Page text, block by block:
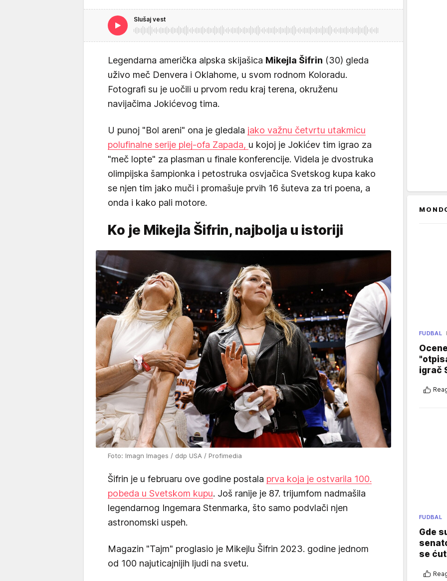
Slušaj vest
Legendarna američka alpska skijašica Mikejla Šifrin (30) gleda
uživo meč Denvera i Oklahome, u svom rodnom Koloradu.
Fotografi su je uočili u prvom redu kraj terena, okruženu
navijačima Jokićevog tima.
U punoj "Bol areni" ona je gledala jako važnu četvrtu utakmicu
polufinalne serije plej-ofa Zapada, u kojoj je Jokićev tim igrao za
"meč lopte" za plasman u finale konferencije. Videla je dvostruka
olimpijska šampionka i petostruka osvjačica Svetskog kupa kako
se njen tim jako muči i promašuje prvih 16 šuteva za tri poena, a
onda i kako pali motore.
Ko je Mikejla Šifrin, najbolja u istoriji
Foto: Imagn Images / ddp USA / Profimedia
Šifrin je u februaru ove godine postala prva koja je ostvarila 100.
pobeda u Svetskom kupu. Još ranije je 87. trijumfom nadmašila
legendarnog Ingemara Stenmarka, što samo podvlači njen
astronomski uspeh.
Magazin "Tajm" proglasio je Mikejlu Šifrin 2023. godine jednom
od 100 najuticajnijih ljudi na svetu.
FUDBAL
igrač
FUDBAL
Gde
se